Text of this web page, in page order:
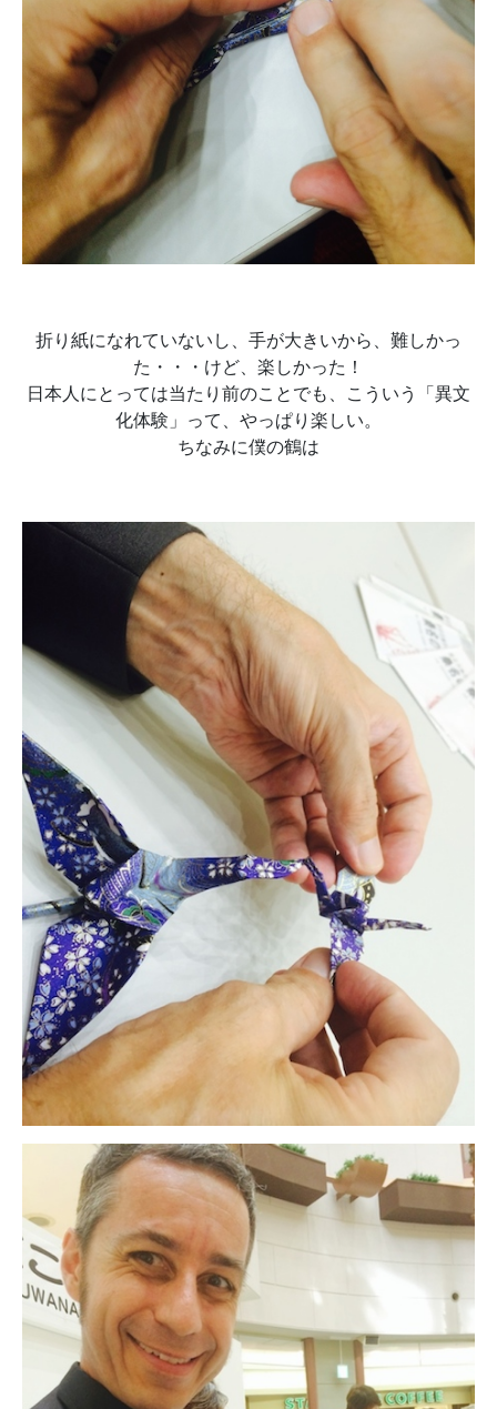
折り紙になれていないし、手が大きいから、難しかっ
た・・・けど、楽しかった！
日本人にとっては当たり前のことでも、こういう「異文
化体験」って、やっぱり楽しい。
ちなみに僕の鶴は